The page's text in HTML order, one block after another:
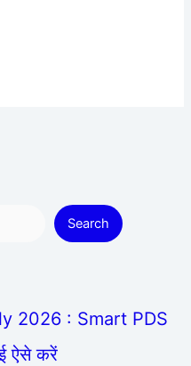
Search
2026 : Smart PDS
ऐसे करें